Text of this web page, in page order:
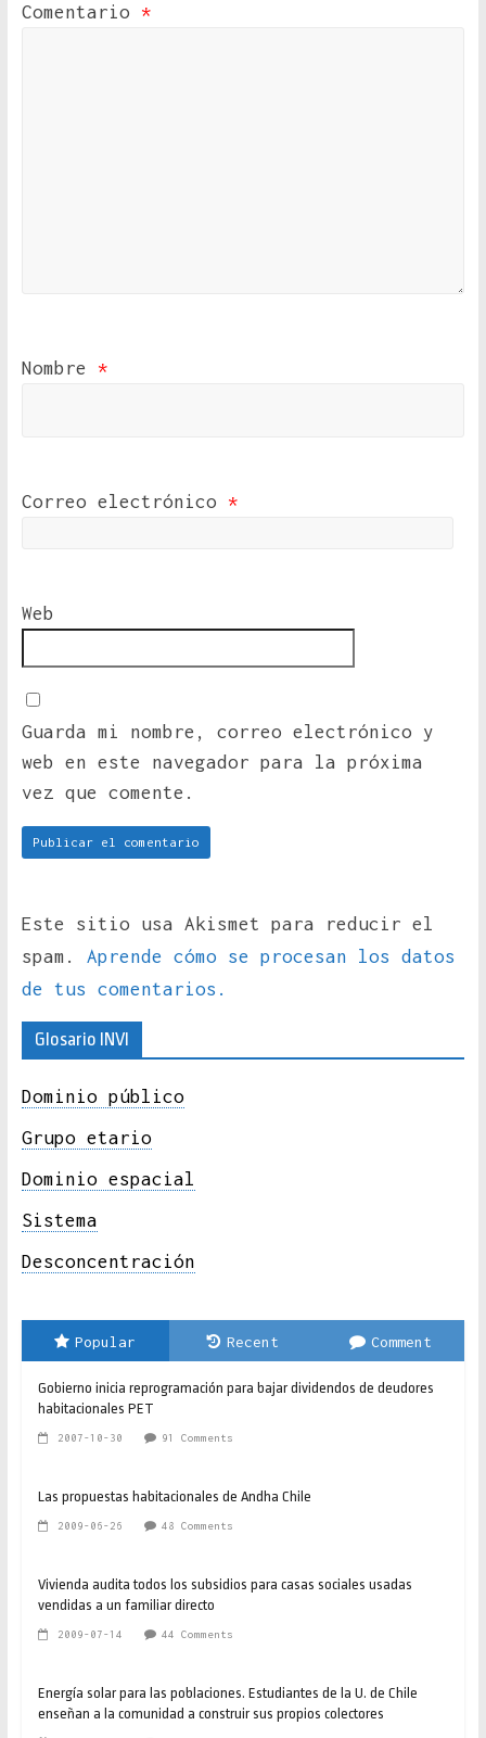
Comentario *
Nombre *
Correo electrónico *
Web
Guarda mi nombre, correo electrónico y
web en este navegador para la próxima
vez que comente.
Este sitio usa Akismet para reducir el
spam. Aprende cómo se procesan los datos
de tus comentarios.
Glosario INVI
Dominio público
Grupo etario
Dominio espacial
Sistema
Desconcentración
Popular Recent Comment
Gobierno inicia reprogramación para bajar dividendos de deudores
habitacionales PET
2007-10-30 91 Comments
Las propuestas habitacionales de Andha Chile
2009-06-26 48 Comments
Vivienda audita todos los subsidios para casas sociales usadas
vendidas a un familiar directo
2009-07-14 44 Comments
Energía solar para las poblaciones. Estudiantes de la U. de Chile
enseñan a la comunidad a construir sus propios colectores